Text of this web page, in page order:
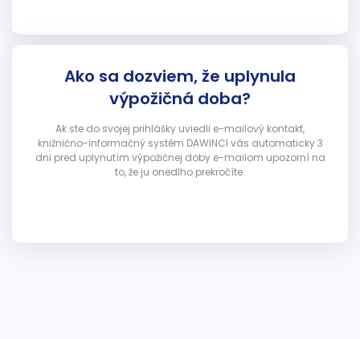
Ako sa dozviem, že uplynula
výpožičná doba?
Ak ste do svojej prihlášky uviedli e-mailový kontakt,
knižnično-informačný systém DAWINCI vás automaticky 3
dni pred uplynutím výpožičnej doby e-mailom upozorní na
to, že ju onedlho prekročíte.